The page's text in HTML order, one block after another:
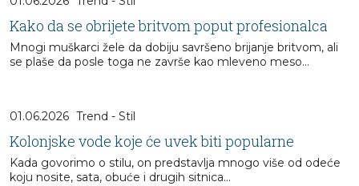
Kako da se obrijete britvom poput profesionalca
Mnogi muškarci žele da dobiju savršeno brijanje britvom, ali
se plaše da posle toga ne završe kao mleveno meso...
01.06.2026 Trend - Stil
Kolonjske vode koje će uvek biti popularne
Kada govorimo o stilu, on predstavlja mnogo više od odeće
koju nosite, sata, obuće i drugih sitnica…